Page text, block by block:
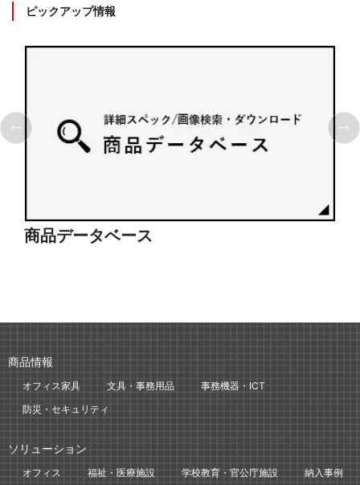
ピックアップ情報
商品データベース
商品情報
オフィス家具 文具・事務用品
事務機器・ICT
防災・セキュリティ
ソリューション
オフィス 福祉・医療施設 学校教育・官公庁施設 納入事例